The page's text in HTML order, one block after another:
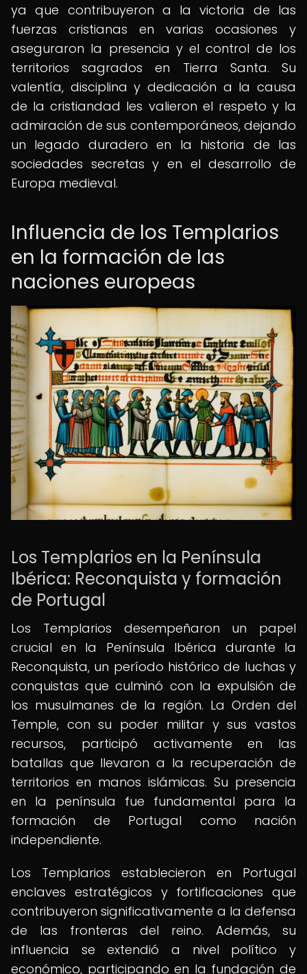
ya que contribuyeron a la victoria de las
fuerzas cristianas en varias ocasiones y
aseguraron la presencia y el control de los
territorios sagrados en Tierra Santa. Su
valentía, disciplina y dedicación a la causa
de la cristiandad les valieron el respeto y la
admiración de sus contemporáneos, dejando
un legado duradero en la historia de las
sociedades secretas y en el desarrollo de
Europa medieval.
Influencia de los Templarios
en la formación de las
naciones europeas
Los Templarios en la Península
Ibérica: Reconquista y formación
de Portugal
Los Templarios desempeñaron un papel
crucial en la Península Ibérica durante la
Reconquista, un período histórico de luchas y
conquistas que culminó con la expulsión de
los musulmanes de la región. La Orden del
Temple, con su poder militar y sus vastos
recursos, participó activamente en las
batallas que llevaron a la recuperación de
territorios en manos islámicas. Su presencia
en la península fue fundamental para la
formación de Portugal como nación
independiente.
Los Templarios establecieron en Portugal
enclaves estratégicos y fortificaciones que
contribuyeron significativamente a la defensa
de las fronteras del reino. Además, su
influencia se extendió a nivel político y
económico, participando en la fundación de